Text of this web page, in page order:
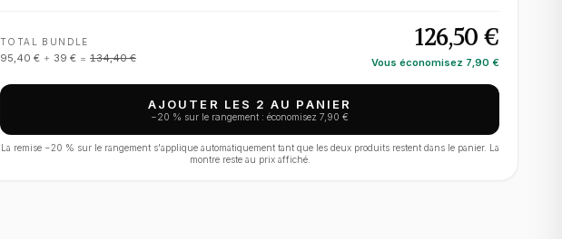
TOTAL BUNDLE
95,40 € + 39 € = 134,40 €
126,50 €
Vous économisez 7,90 €
AJOUTER LES 2 AU PANIER
−20 % sur le rangement : économisez 7,90 €
La remise −20 % sur le rangement s'applique automatiquement tant que les deux produits restent dans le panier. La
montre reste au prix affiché.